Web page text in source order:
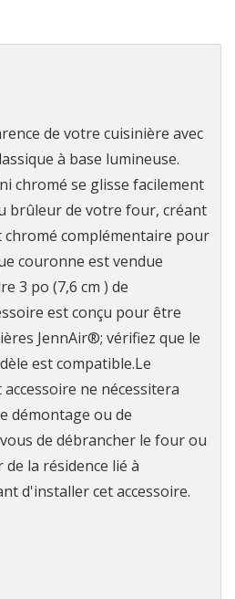
de votre cuisinière avec
à base lumineuse.
chromé se glisse facilement
brûleur de votre four, créant
complémentaire pour
couronne est vendue
3 po (7,6 cm ) de
est conçu pour être
JennAir®; vérifiez que le
est compatible.Le
ne nécessitera
démontage ou de
de débrancher le four ou
la résidence lié à
d'installer cet accessoire.